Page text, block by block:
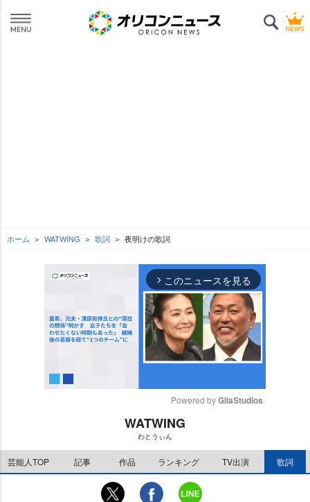
ホーム WATWING 歌詞 夜明けの歌詞
arrow_forward_ios このニュースを見る
Powered by GliaStudios
WATWING
わとうぃん
芸能人TOP 記事 作品 ランキング TV出演 歌詞